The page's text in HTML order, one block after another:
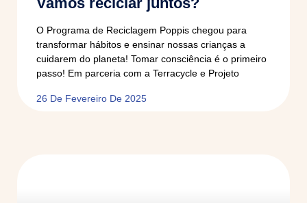
O Programa de Reciclagem Poppis chegou para
transformar hábitos e ensinar nossas crianças a
cuidarem do planeta! Tomar consciência é o primeiro
passo! Em parceria com a Terracycle e Projeto
26 De Fevereiro De 2025